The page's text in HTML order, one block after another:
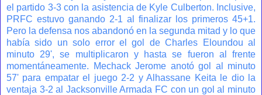
el partido 3-3 con la asistencia de Kyle Culberton. Inclusive,
PRFC estuvo ganando 2-1 al finalizar los primeros 45+1.
Pero la defensa nos abandonó en la segunda mitad y lo que
había sido un solo error el gol de Charles Eloundou al
minuto 29', se multiplicaron y hasta se fueron al frente
momentáneamente. Mechack Jerome anotó gol al minuto
57' para empatar el juego 2-2 y Alhassane Keita le dio la
ventaja 3-2 al Jacksonville Armada FC con un gol al minuto